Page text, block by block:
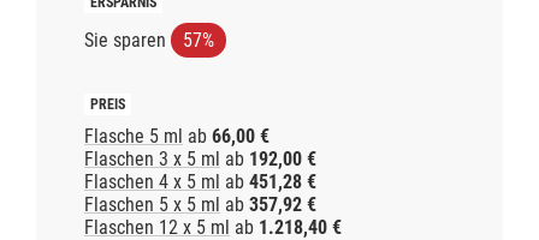
Sie sparen 57%
Flasche 5 ml ab 66,00 €
Flaschen 3 x 5 ml ab 192,00 €
Flaschen 4 x 5 ml ab 451,28 €
Flaschen 5 x 5 ml ab 357,92 €
Flaschen 12 x 5 ml ab 1.218,40 €